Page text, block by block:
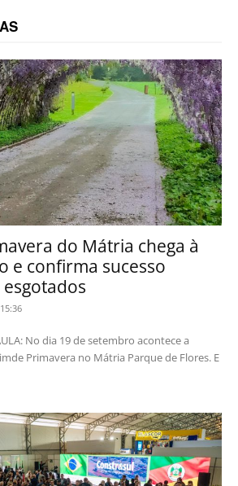
do Mátria chega à
e confirma sucesso
No dia 19 de setembro acontece a
Primavera no Mátria Parque de Flores. E